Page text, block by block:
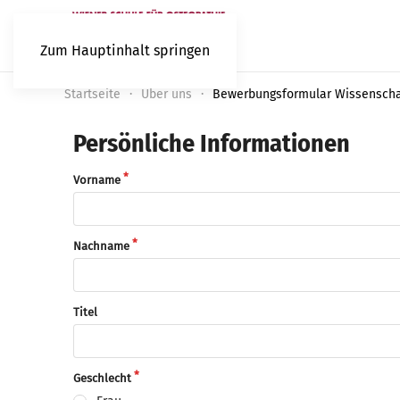
Zum Hauptinhalt springen
Startseite Über uns Bewerbungsformular
Persönliche Informationen
Vorname
Nachname
Titel
Geschlecht